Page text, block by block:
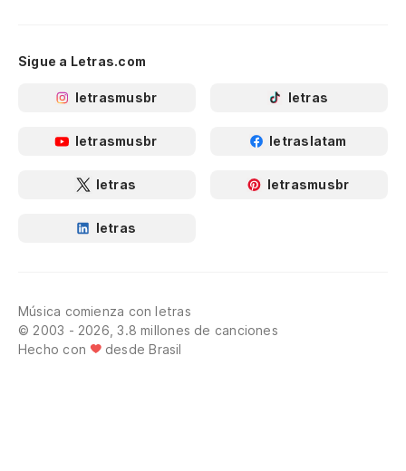
Sigue a Letras.com
letrasmusbr letras
letrasmusbr letraslatam
letras letrasmusbr
letras
Música comienza con letras
© 2003 - 2026, 3.8 millones de canciones
Hecho con
desde Brasil